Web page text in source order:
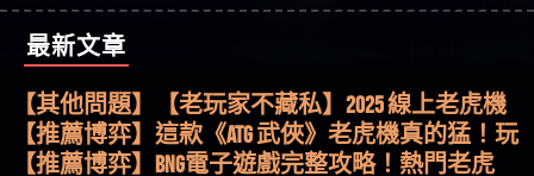
最新文章
【其他問題】用理性數據指路，開啟你的高回報
娛樂之旅
【其他問題】【老玩家不藏私】2025 線上老虎機
這樣挑！RTP、波動率和平台安全的全攻略！
【推薦博弈】這款《ATG 武俠》老虎機真的猛！玩
過才知道什麼叫超過3萬種中獎方式！
【推薦博弈】BNG電子遊戲完整攻略！熱門老虎